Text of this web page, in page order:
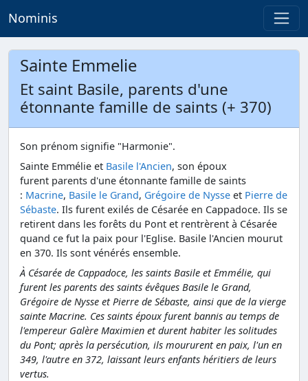
Nominis
Sainte Emmelie
Et saint Basile, parents d'une
étonnante famille de saints (+ 370)
Son prénom signifie "Harmonie".
Sainte Emmélie et Basile l'Ancien, son époux
furent parents d'une étonnante famille de saints
: Macrine, Basile le Grand, Grégoire de Nysse et Pierre de
Sébaste. Ils furent exilés de Césarée en Cappadoce. Ils se
retirent dans les forêts du Pont et rentrèrent à Césarée
quand ce fut la paix pour l'Eglise. Basile l'Ancien mourut
en 370. Ils sont vénérés ensemble.
À Césarée de Cappadoce, les saints Basile et Emmélie, qui
furent les parents des saints évêques Basile le Grand,
Grégoire de Nysse et Pierre de Sébaste, ainsi que de la vierge
sainte Macrine. Ces saints époux furent bannis au temps de
l'empereur Galère Maximien et durent habiter les solitudes
du Pont; après la persécution, ils moururent en paix, l'un en
349, l'autre en 372, laissant leurs enfants héritiers de leurs
vertus.